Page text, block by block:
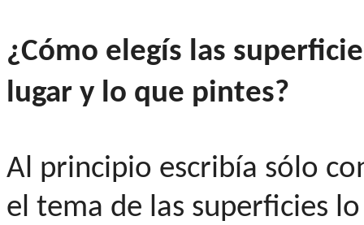
¿Cómo elegís las
lugar y lo que pintes?
Al principio escribía sólo
el tema de las superficies